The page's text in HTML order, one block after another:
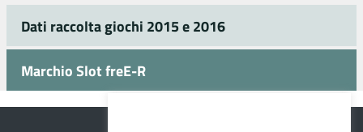
Dati raccolta giochi 2015 e 2016
Marchio Slot freE-R